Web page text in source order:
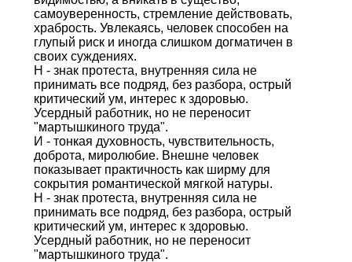
самоуверенность, стремление действовать,
храбрость. Увлекаясь, человек способен на
глупый риск и иногда слишком догматичен в
своих суждениях.
Н - знак протеста, внутренняя сила не
принимать все подряд, без разбора, острый
критический ум, интерес к здоровью.
Усердный работник, но не переносит
"мартышкиного труда".
И - тонкая духовность, чувствительность,
доброта, миролюбие. Внешне человек
показывает практичность как ширму для
сокрытия романтической мягкой натуры.
Н - знак протеста, внутренняя сила не
принимать все подряд, без разбора, острый
критический ум, интерес к здоровью.
Усердный работник, но не переносит
"мартышкиного труда".